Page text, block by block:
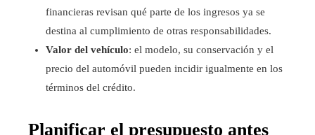
financieras revisan qué parte de los ingresos ya se
destina al cumplimiento de otras responsabilidades.
Valor del vehículo: el modelo, su conservación y el
precio del automóvil pueden incidir igualmente en los
términos del crédito.
Planificar el presupuesto antes